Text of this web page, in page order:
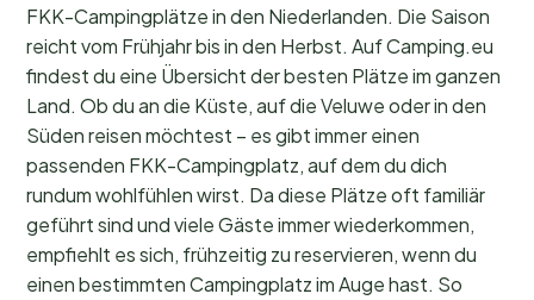
FKK-Campingplätze in den Niederlanden. Die Saison
reicht vom Frühjahr bis in den Herbst. Auf Camping.eu
findest du eine Übersicht der besten Plätze im ganzen
Land. Ob du an die Küste, auf die Veluwe oder in den
Süden reisen möchtest – es gibt immer einen
passenden FKK-Campingplatz, auf dem du dich
rundum wohlfühlen wirst. Da diese Plätze oft familiär
geführt sind und viele Gäste immer wiederkommen,
empfiehlt es sich, frühzeitig zu reservieren, wenn du
einen bestimmten Campingplatz im Auge hast. So